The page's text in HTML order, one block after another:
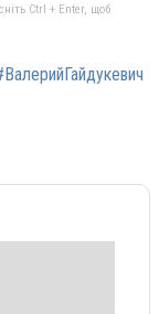
Ctrl + Enter, щоб